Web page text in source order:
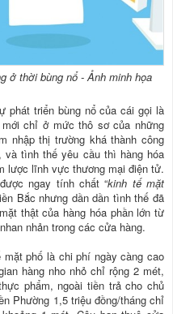
ở thời bùng nổ - Ảnh minh họa
phát triển bùng nổ của cái gọi là
chỉ ở mức thô sơ của những
nhập thị trường khá thành công
tình thế yêu cầu thì hàng hóa
lược lĩnh vực thương mại điện tử.
ngay tính chất “kinh tế mặt
Bắc nhưng dần dần tình thế đã
thật của hàng hóa phần lớn từ
nhản trong các cửa hàng.
phố là chi phí ngày càng cao
hàng nho nhỏ chỉ rộng 2 mét,
phẩm, ngoài tiền trả cho chủ
Phường 1,5 triệu đồng/tháng chỉ